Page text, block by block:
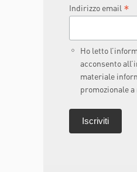
Indirizzo email *
Ho letto
acconsento
materiale
promozionale